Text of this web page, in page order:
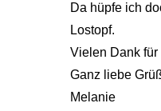
Da hüpfe ich
Lostopf.
Vielen Dank
Ganz liebe
Melanie